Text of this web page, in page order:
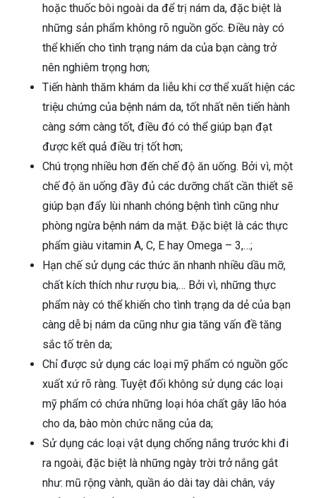
hoặc thuốc bôi ngoài da để trị nám da, đặc biệt là
những sản phẩm không rõ nguồn gốc. Điều này có
thể khiến cho tình trạng nám da của bạn càng trở
nên nghiêm trọng hơn;
Tiến hành thăm khám da liễu khi cơ thể xuất hiện các
triệu chứng của bệnh nám da, tốt nhất nên tiến hành
càng sớm càng tốt, điều đó có thể giúp bạn đạt
được kết quả điều trị tốt hơn;
Chú trọng nhiều hơn đến chế độ ăn uống. Bởi vì, một
chế độ ăn uống đầy đủ các dưỡng chất cần thiết sẽ
giúp bạn đẩy lùi nhanh chóng bệnh tình cũng như
phòng ngừa bệnh nám da mặt. Đặc biệt là các thực
phẩm giàu vitamin A, C, E hay Omega – 3,…;
Hạn chế sử dụng các thức ăn nhanh nhiều dầu mỡ,
chất kích thích như rượu bia,… Bởi vì, những thực
phẩm này có thể khiến cho tình trạng da dẻ của bạn
càng dễ bị nám da cũng như gia tăng vấn đề tăng
sắc tố trên da;
Chỉ được sử dụng các loại mỹ phẩm có nguồn gốc
xuất xứ rõ ràng. Tuyệt đối không sử dụng các loại
mỹ phẩm có chứa những loại hóa chất gây lão hóa
cho da, bào mòn chức năng của da;
Sử dụng các loại vật dụng chống nắng trước khi đi
ra ngoài, đặc biệt là những ngày trời trở nắng gắt
như: mũ rộng vành, quần áo dài tay dài chân, váy